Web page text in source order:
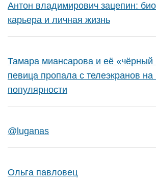
Антон владимирович зацепин:
карьера и личная жизнь
Тамара миансарова и её «чёрный
певица пропала с телеэкранов на
популярности
@luganas
Ольга павловец